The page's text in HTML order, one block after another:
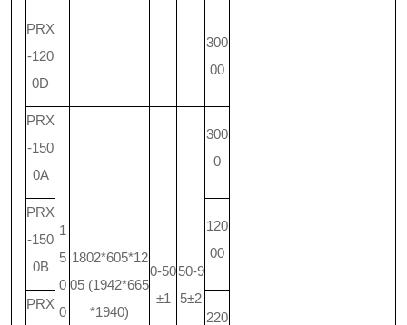
PRX
-120
0D
300
00
PRX
-150
0A
1
5
0
0
1802*605*12
05 (1942*665
*1940)
0-50
±1
50-9
5±2
300
0
PRX
-150
0B
120
00
PRX
220